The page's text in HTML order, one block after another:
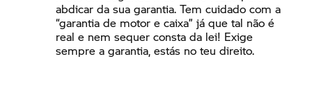
abdicar da sua garantia. Tem cuidado com a
“garantia de motor e caixa” já que tal não é
real e nem sequer consta da lei! Exige
sempre a garantia, estás no teu direito.